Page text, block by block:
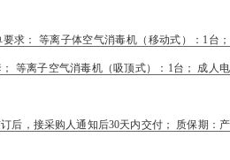
求： 等离子体空气消毒机（移动式）：1台；
等离子空气消毒机（吸顶式）：1台； 成人电
后，接采购人通知后30天内交付； 质保期：产